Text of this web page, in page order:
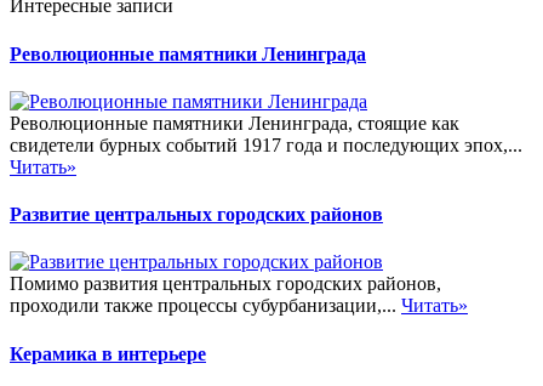
Интересные записи
Революционные памятники Ленинграда
Революционные памятники Ленинграда, стоящие как
свидетели бурных событий 1917 года и последующих эпох,...
Читать»
Развитие центральных городских районов
Помимо развития центральных городских районов,
проходили также процессы субурбанизации,... Читать»
Керамика в интерьере